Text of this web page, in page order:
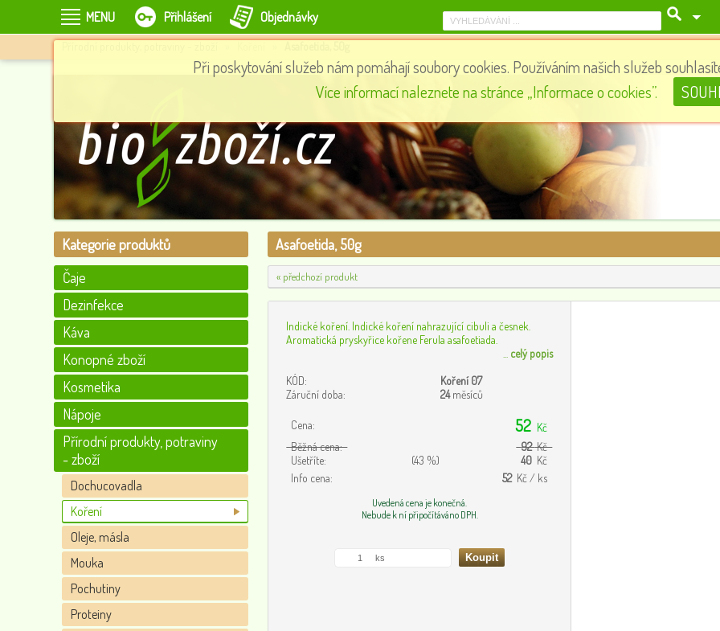
MENU Přihlášení Objednávky
RAW Kokosový olej Vánoční edice, 500 ml, Day Spa
Matcha čokoláda s jahodami, 70 g
135 0
Kategorie produktů
Čaje
Dezinfekce
Káva
Konopné zboží
Kosmetika
Nápoje
Přírodní produkty, potraviny
- zboží
Dochucovadla
Koření
Oleje, másla
Mouka
Pochutiny
Proteiny
Asafoetida, 50g
« předchozí produkt
Indické koření. Indické koření nahrazující cibuli a česnek.
Aromatická pryskyřice kořene Ferula asafoetiada.
celý popis
KÓD:
Koření 07
Záruční doba:
24měsíců
Cena: 52 Kč
Běžná cena:
92Kč
Ušetříte:
(43 %) 40 Kč
Info cena:
52 Kč / ks
Uvedená cena je konečná.
Nebude k ní připočítáváno DPH.
Při poskytování služeb nám pomáhají soubory cookies. Používáním našich služeb
Více informací naleznete na stránce „Informace o cookies”.